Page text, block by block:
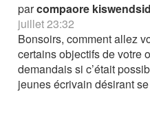
parcompaore
juillet 23:32
Bonsoirs, comment allez
certains objectifs de votre
demandais si c’était
jeunes écrivain désirant